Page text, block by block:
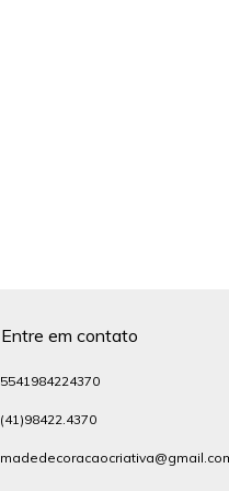
Entre em contato
5541984224370
(41)98422.4370